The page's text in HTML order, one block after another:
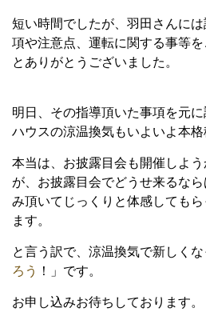
短い時間でしたが、羽田さんに
項や注意点、運転に関する事等
とありがとうございました。
明日、その指導頂いた事項を元
ハウスの涼温換気もいよいよ本格
本当は、お披露目会も開催しよ
が、お披露目会でどうせ来るな
み頂いてじっくりと体感しても
ます。
と言う訳で、涼温換気で新しくな
ろう
！」です。
お申し込みお待ちしております。